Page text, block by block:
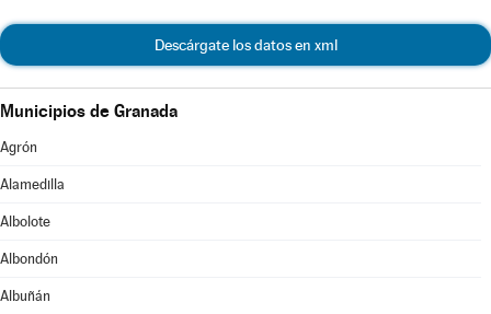
Descárgate los datos en xml
Municipios de Granada
Agrón
Alamedilla
Albolote
Albondón
Albuñán